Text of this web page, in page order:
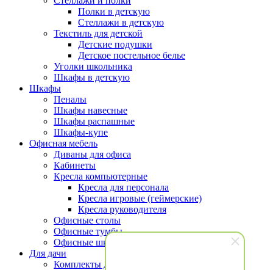
Полки в детскую
Стеллажи в детскую
Текстиль для детской
Детские подушки
Детское постельное белье
Уголки школьника
Шкафы в детскую
Шкафы
Пеналы
Шкафы навесные
Шкафы распашные
Шкафы-купе
Офисная мебель
Диваны для офиса
Кабинеты
Кресла компьютерные
Кресла для персонала
Кресла игровые (геймерские)
Кресла руководителя
Офисные столы
Офисные тумбы
Офисные шкафы и стеллажи
Для дачи
Комплекты для террасы